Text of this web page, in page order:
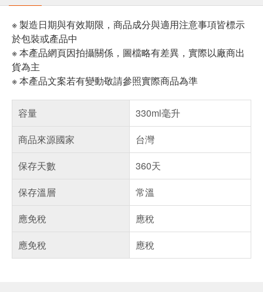
※ 製造日期與有效期限，商品成分與適用注意事項皆標示
於包裝或產品中
※ 本產品網頁因拍攝關係，圖檔略有差異，實際以廠商出
貨為主
※ 本產品文案若有變動敬請參照實際商品為準
容量
330ml毫升
商品來源國家
台灣
保存天數
360天
保存溫層
常溫
應免稅
應稅
應免稅
應稅